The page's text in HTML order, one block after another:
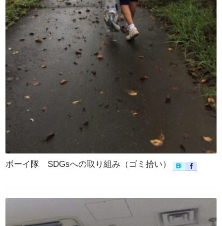
ボーイ隊 SDGsへの取り組み（ゴミ拾い）